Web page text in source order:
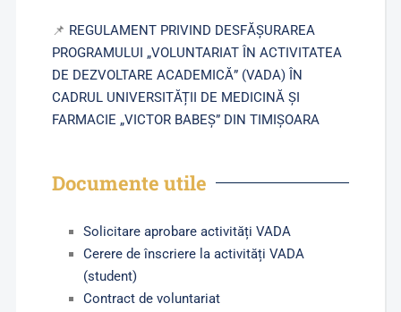
📌 REGULAMENT PRIVIND DESFĂŞURAREA
PROGRAMULUI „VOLUNTARIAT ÎN ACTIVITATEA
DE DEZVOLTARE ACADEMICĂ” (VADA) ÎN
CADRUL UNIVERSITĂȚII DE MEDICINĂ ȘI
FARMACIE „VICTOR BABEȘ” DIN TIMIȘOARA
Documente utile
Solicitare aprobare activități VADA
Cerere de înscriere la activități VADA
(student)
Contract de voluntariat